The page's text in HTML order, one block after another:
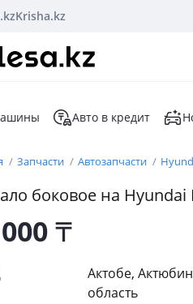
Krisha.kz
Авто в кредит
Запчасти Автозапчасти
боковое на Hyundai
₸
Актобе,
область